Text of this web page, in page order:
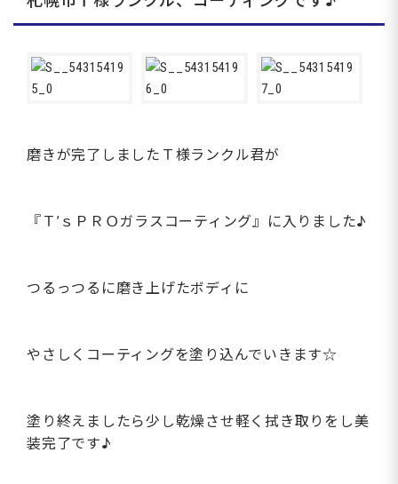
磨きが完了しましたＴ様ランクル君が
『Ｔ’ｓＰＲＯガラスコーティング』に入りました♪
つるっつるに磨き上げたボディに
やさしくコーティングを塗り込んでいきます☆
塗り終えましたら少し乾燥させ軽く拭き取りをし美
装完了です♪